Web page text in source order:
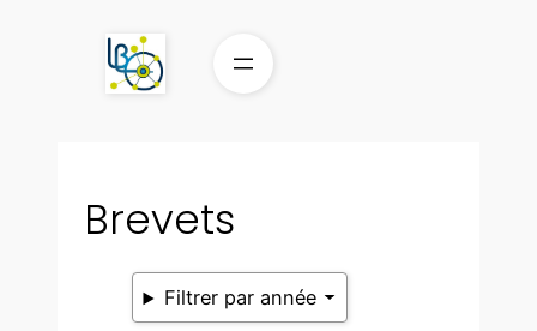
Brevets
Filtrer par année